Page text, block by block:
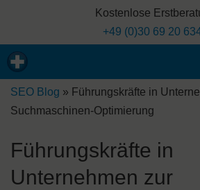
Kostenlose
+49 (0)30 69 20
SEO Blog » Führungskräfte in
Suchmaschinen-Optimierung
Führungskräfte in
Unternehmen zur